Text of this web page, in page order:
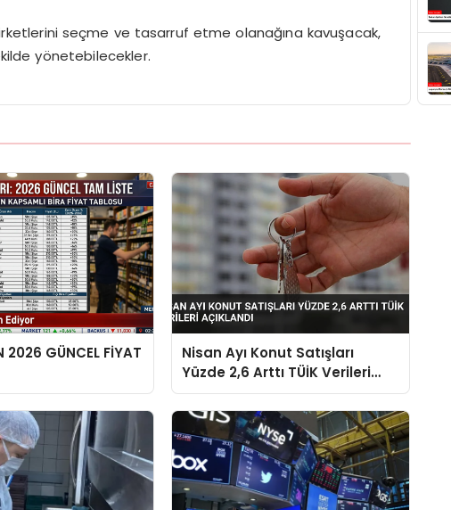
seçme ve tasarruf etme olanağına kavuşacak,
yönetebilecekler.
2026 GÜNCEL FİYAT
Nisan Ayı Konut Satışları
Yüzde 2,6 Arttı TÜİK Verileri
Açıklandı